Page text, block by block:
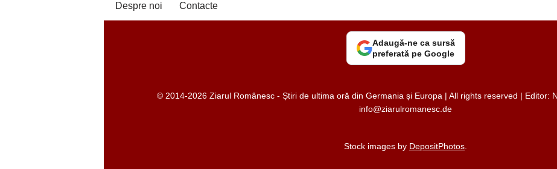
Despre noi Contacte
Adaugă-ne ca sursă
preferată pe Google
© 2014-2026 Ziarul Românesc - Știri de ultima oră din Germania și Europa | All rights reserved | Editor:
info@ziarulromanesc.de
Stock images by DepositPhotos.